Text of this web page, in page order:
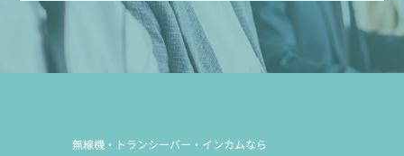
無線機・トランシーバー・インカムなら